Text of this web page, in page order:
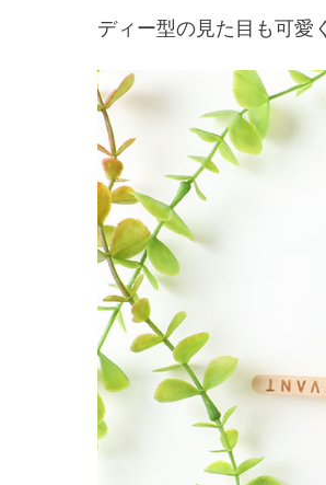
ディー型の見た目も可愛